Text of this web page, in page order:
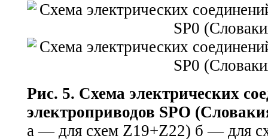
Рис. 5. Схема электрических
электроприводов SPO
а — для схем Z19+Z22) б — для